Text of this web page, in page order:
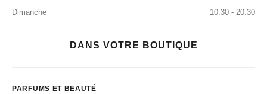
Dimanche
10:30 - 20:30
DANS VOTRE BOUTIQUE
PARFUMS ET BEAUTÉ